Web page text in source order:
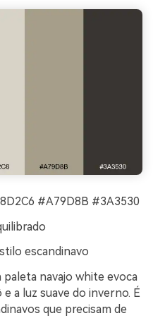
#A79D8B #3A3530
escandinavo
paleta navajo white evoca
a luz suave do inverno. É
que precisam de